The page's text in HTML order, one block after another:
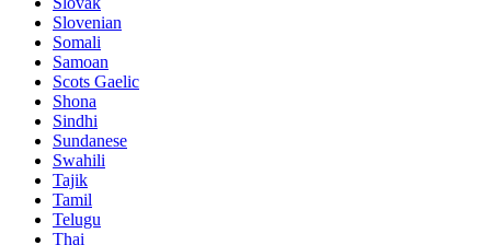
Slovenian
Somali
Samoan
Scots Gaelic
Shona
Sindhi
Sundanese
Swahili
Tajik
Tamil
Telugu
Thai